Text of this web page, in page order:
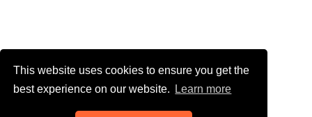
This website uses cookies to ensure you get the
best experience on our website.
Learn more